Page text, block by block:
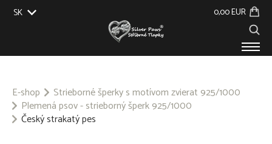
SK
0,00 EUR
O NÁS
E-shop
Strieborné šperky s motívom zvierat 925/1000
Plemená psov - strieborný šperk 925/1000
Český strakatý pes